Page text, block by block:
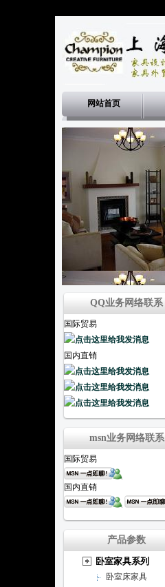
网站首页
>
QQ业务网络联系
国际贸易
国内直销
msn业务网络联系
国际贸易
国内直销
产品参数
卧室家具系列
卧室床家具